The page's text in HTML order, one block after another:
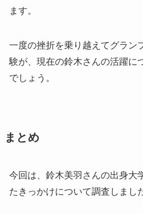
ます。
一度の挫折を乗り越えてグラン
験が、現在の鈴木さんの活躍に
でしょう。
まとめ
今回は、鈴木美羽さんの出身大
たきっかけについて調査しまし